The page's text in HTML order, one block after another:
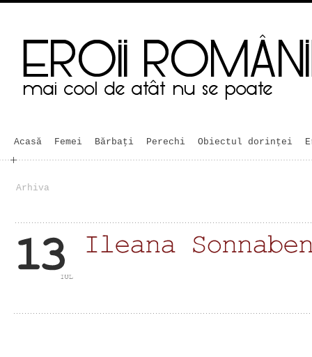
Acasă Femei Bărbaţi Perechi Obiectul dorinței
Arhiva